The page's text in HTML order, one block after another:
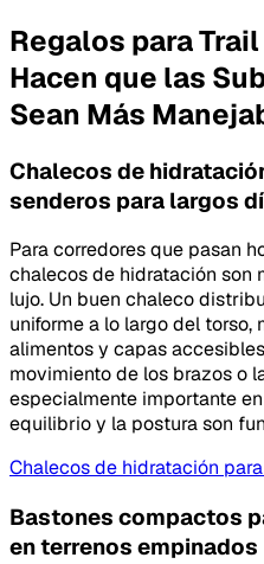
Regalos para
Hacen que las
Sean Más
Chalecos de
senderos para largos
Para corredores que pasan
chalecos de hidratación son
lujo. Un buen chaleco
uniforme a lo largo del torso,
alimentos y capas
movimiento de los brazos o
especialmente importante
equilibrio y la postura son
Chalecos de hidratación
Bastones compactos
en terrenos empinados